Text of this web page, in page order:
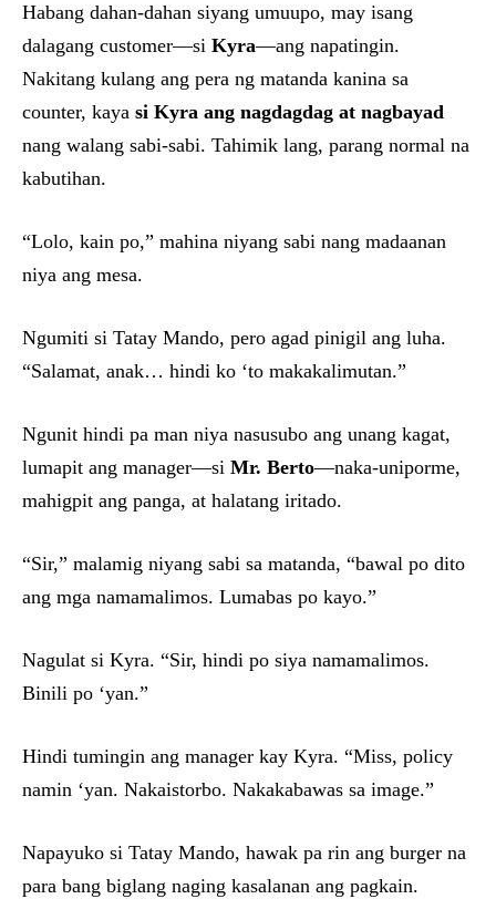
Habang dahan-dahan siyang umuupo, may isang
dalagang customer—si Kyra—ang napatingin.
Nakitang kulang ang pera ng matanda kanina sa
counter, kaya si Kyra ang nagdagdag at nagbayad
nang walang sabi-sabi. Tahimik lang, parang normal na
kabutihan.
“Lolo, kain po,” mahina niyang sabi nang madaanan
niya ang mesa.
Ngumiti si Tatay Mando, pero agad pinigil ang luha.
“Salamat, anak… hindi ko ‘to makakalimutan.”
Ngunit hindi pa man niya nasusubo ang unang kagat,
lumapit ang manager—si Mr. Berto—naka-uniporme,
mahigpit ang panga, at halatang iritado.
“Sir,” malamig niyang sabi sa matanda, “bawal po dito
ang mga namamalimos. Lumabas po kayo.”
Nagulat si Kyra. “Sir, hindi po siya namamalimos.
Binili po ‘yan.”
Hindi tumingin ang manager kay Kyra. “Miss, policy
namin ‘yan. Nakaistorbo. Nakakabawas sa image.”
Napayuko si Tatay Mando, hawak pa rin ang burger na
para bang biglang naging kasalanan ang pagkain.